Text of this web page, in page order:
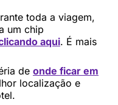
toda a viagem,
um chip
aqui. É mais
de onde ficar em
localização e